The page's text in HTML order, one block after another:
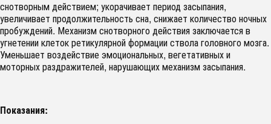
снотворным действием; укорачивает период засыпания,
увеличивает продолжительность сна, снижает количество ночных
пробуждений. Механизм снотворного действия заключается в
угнетении клеток ретикулярной формации ствола головного мозга.
Уменьшает воздействие эмоциональных, вегетативных и
моторных раздражителей, нарушающих механизм засыпания.
Показания: